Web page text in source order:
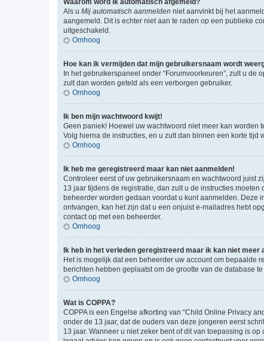
Als u Mij automatisch aanmelden niet aanvinkt bij het
aangemeld. Dit is echter niet aan te raden op een publieke
uitgeschakeld.
Omhoog
Hoe kan ik vermijden dat mijn gebruikersnaam wordt
In het gebruikerspaneel onder “Forumvoorkeuren”, zult u de
zult dan worden geteld als een verborgen gebruiker.
Omhoog
Ik ben mijn wachtwoord kwijt!
Geen paniek! Hoewel uw wachtwoord niet meer kan
Volg hierna de instructies, en u zult dan binnen een korte tijd
Omhoog
Ik heb me geregistreerd maar kan niet aanmelden!
Controleer eerst of uw gebruikersnaam en wachtwoord juist
13 jaar tijdens de registratie, dan zult u de instructies
beheerder worden gedaan voordat u kunt aanmelden. Deze
ontvangen, kan het zijn dat u een onjuist e-mailadres hebt
contact op met een beheerder.
Omhoog
Ik heb in het verleden geregistreerd maar ik kan niet meer
Het is mogelijk dat een beheerder uw account om bepaalde
berichten hebben geplaatst om de grootte van de database
Omhoog
Wat is COPPA?
COPPA is een Engelse afkorting van “Child Online Privacy
onder de 13 jaar, dat de ouders van deze jongeren eerst
13 jaar. Wanneer u niet zeker bent of dit van toepassing is